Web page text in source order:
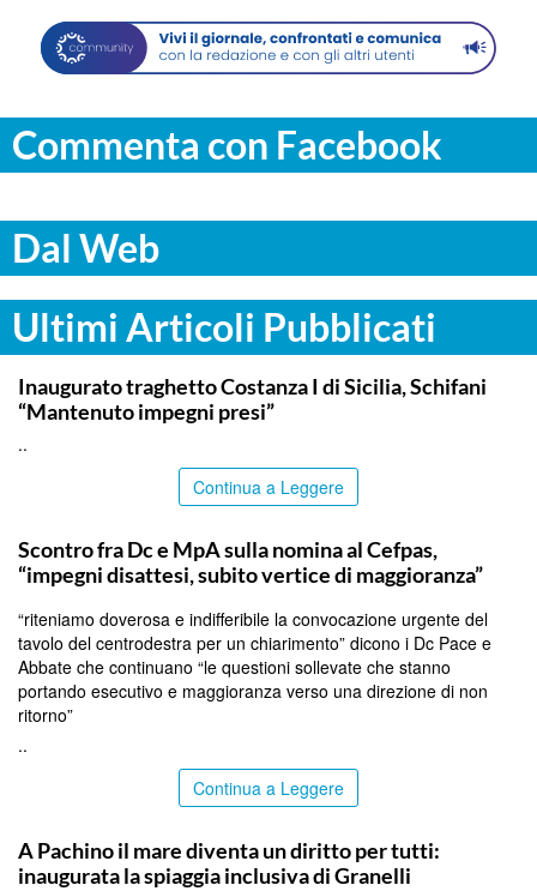
Commenta con Facebook
Dal Web
Ultimi Articoli Pubblicati
ITALPRESS
Inaugurato traghetto Costanza I di Sicilia, Schifani
“Mantenuto impegni presi”
..
Continua a Leggere
Scontro fra Dc e MpA sulla nomina al Cefpas,
“impegni disattesi, subito vertice di maggioranza”
“riteniamo doverosa e indifferibile la convocazione urgente del
tavolo del centrodestra per un chiarimento” dicono i Dc Pace e
Abbate che continuano “le questioni sollevate che stanno
portando esecutivo e maggioranza verso una direzione di non
ritorno”
..
Continua a Leggere
A Pachino il mare diventa un diritto per tutti:
inaugurata la spiaggia inclusiva di Granelli